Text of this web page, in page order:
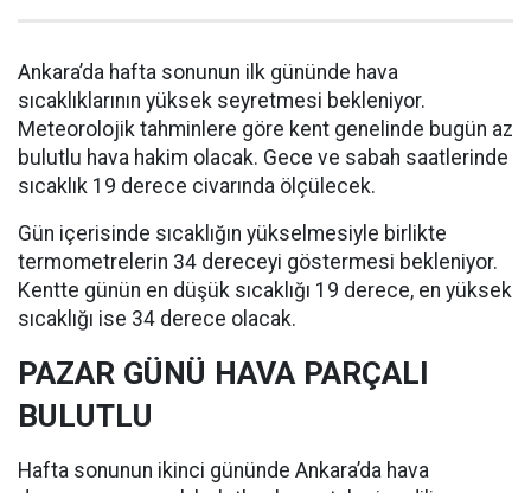
Ankara’da hafta sonunun ilk gününde hava
sıcaklıklarının yüksek seyretmesi bekleniyor.
Meteorolojik tahminlere göre kent genelinde bugün az
bulutlu hava hakim olacak. Gece ve sabah saatlerinde
sıcaklık 19 derece civarında ölçülecek.
Gün içerisinde sıcaklığın yükselmesiyle birlikte
termometrelerin 34 dereceyi göstermesi bekleniyor.
Kentte günün en düşük sıcaklığı 19 derece, en yüksek
sıcaklığı ise 34 derece olacak.
PAZAR GÜNÜ HAVA PARÇALI
BULUTLU
Hafta sonunun ikinci gününde Ankara’da hava